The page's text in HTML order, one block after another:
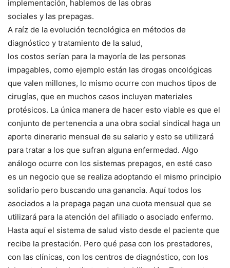
implementación, hablemos de las obras
sociales y las prepagas.
A raíz de la evolución tecnológica en métodos de
diagnóstico y tratamiento de la salud,
los costos serían para la mayoría de las personas
impagables, como ejemplo están las drogas oncológicas
que valen millones, lo mismo ocurre con muchos tipos de
cirugías, que en muchos casos incluyen materiales
protésicos. La única manera de hacer esto viable es que el
conjunto de pertenencia a una obra social sindical haga un
aporte dinerario mensual de su salario y esto se utilizará
para tratar a los que sufran alguna enfermedad. Algo
análogo ocurre con los sistemas prepagos, en esté caso
es un negocio que se realiza adoptando el mismo principio
solidario pero buscando una ganancia. Aquí todos los
asociados a la prepaga pagan una cuota mensual que se
utilizará para la atención del afiliado o asociado enfermo.
Hasta aquí el sistema de salud visto desde el paciente que
recibe la prestación. Pero qué pasa con los prestadores,
con las clínicas, con los centros de diagnóstico, con los